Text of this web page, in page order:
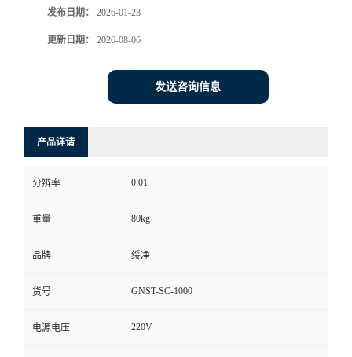
发布日期： 2026-01-23
更新日期： 2026-08-06
发送咨询信息
产品详请
分辨率 0.01
重量 80kg
品牌 绥净
货号 GNST-SC-1000
电源电压 220V